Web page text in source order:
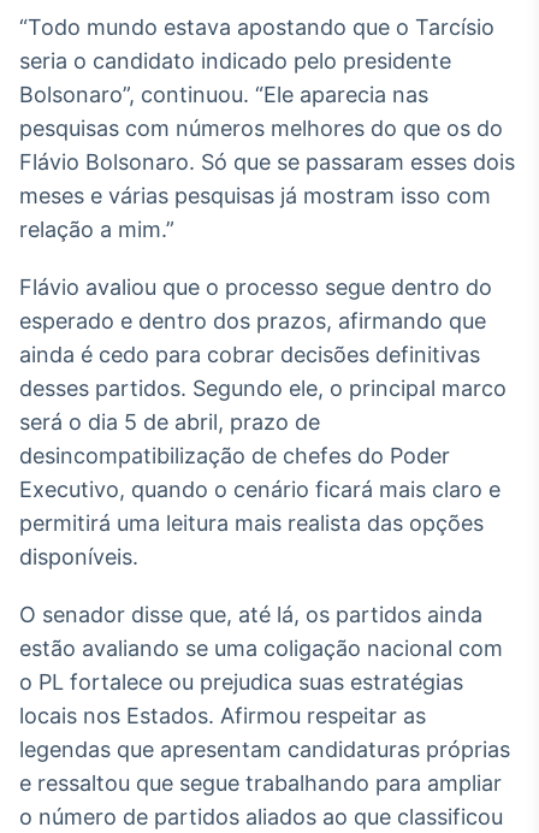
Broadcast
Curadoria de
conteúdos
noticiosos
Soluções de
Tecnologia
Broadcast
inteligente de
conteúdos
Broadcast
Fundos
A melhor
plataforma para
analisar fundos
de investimento
no Brasil
BroadFast
Em breve
“Todo mundo estava apostando que o Tarcísio
seria o candidato indicado pelo presidente
Bolsonaro”, continuou. “Ele aparecia nas
pesquisas com números melhores do que os do
Flávio Bolsonaro. Só que se passaram esses dois
meses e várias pesquisas já mostram isso com
relação a mim.”
Flávio avaliou que o processo segue dentro do
esperado e dentro dos prazos, afirmando que
ainda é cedo para cobrar decisões definitivas
desses partidos. Segundo ele, o principal marco
será o dia 5 de abril, prazo de
desincompatibilização de chefes do Poder
Executivo, quando o cenário ficará mais claro e
permitirá uma leitura mais realista das opções
disponíveis.
O senador disse que, até lá, os partidos ainda
estão avaliando se uma coligação nacional com
o PL fortalece ou prejudica suas estratégias
locais nos Estados. Afirmou respeitar as
legendas que apresentam candidaturas próprias
e ressaltou que segue trabalhando para ampliar
o número de partidos aliados ao que classificou